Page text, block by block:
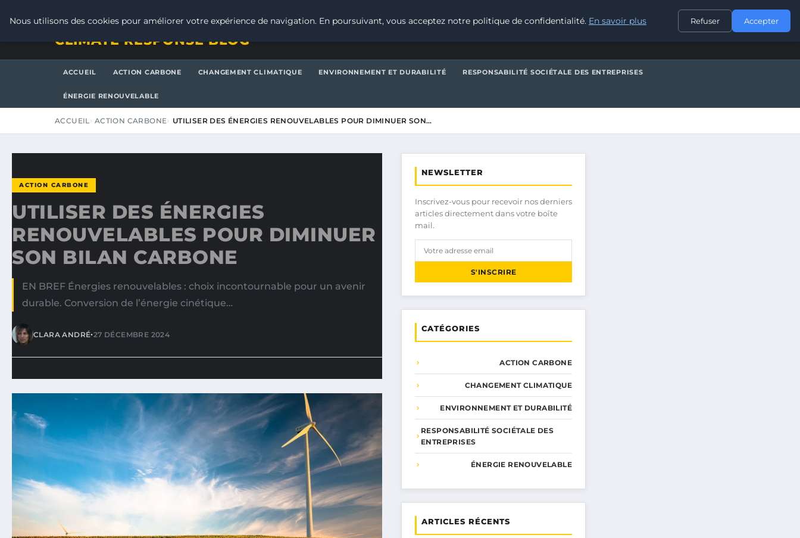
CONTACT
CLIMATE RESPONSE BLOG
ACCUEIL ACTION CARBONE CHANGEMENT CLIMATIQUE ENVIRONNEMENT ET DURABILITÉ RESPONSABILITÉ SOCIÉTALE DES ENTREPRISES
ÉNERGIE RENOUVELABLE
ACCUEIL ACTION CARBONE UTILISER DES ÉNERGIES RENOUVELABLES POUR DIMINUER SON…
ACTION CARBONE
UTILISER DES ÉNERGIES
RENOUVELABLES POUR DIMINUER
SON BILAN CARBONE
EN BREF Énergies renouvelables : choix incontournable pour un avenir
durable. Conversion de l’énergie cinétique…
CLARA ANDRÉ•27 DÉCEMBRE 2024
NEWSLETTER
Inscrivez-vous pour recevoir nos derniers
articles directement dans votre boîte
mail.
S'INSCRIRE
CATÉGORIES
ACTION CARBONE
CHANGEMENT CLIMATIQUE
ENVIRONNEMENT ET DURABILITÉ
RESPONSABILITÉ SOCIÉTALE DES
ENTREPRISES
ÉNERGIE RENOUVELABLE
ARTICLES RÉCENTS
Nous utilisons des cookies pour améliorer votre expérience de navigation. En poursuivant, vous acceptez notre politique de confidentialité. En savoir plus Refuser Accepter